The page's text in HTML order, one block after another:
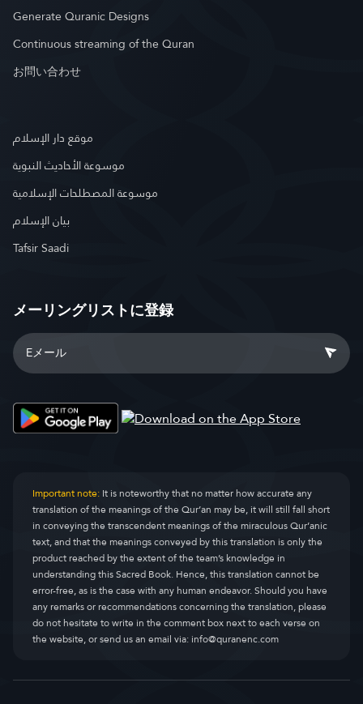
Generate Quranic Designs
Continuous streaming of the Quran
お問い合わせ
موقع دار الإسلام
موسوعة الأحاديث النبوية
موسوعة المصطلحات الإسلامية
بيان الإسلام
Tafsir Saadi
メーリングリストに登録
Important note:It is noteworthy that no matter how accurate any
translation of the meanings of the Qur’an may be, it will still fall short
in conveying the transcendent meanings of the miraculous Qur’anic
text, and that the meanings conveyed by this translation is only the
product reached by the extent of the team’s knowledge in
understanding this Sacred Book. Hence, this translation cannot be
error-free, as is the case with any human endeavor. Should you have
any remarks or recommendations concerning the translation, please
do not hesitate to write in the comment box next to each verse on
the website, or send us an email via:info@quranenc.com